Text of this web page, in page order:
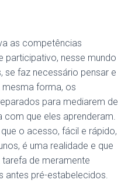
as competências
participativo, nesse mundo
faz necessário pensar e
mesma forma, os
para mediarem de
com que eles aprenderam.
o acesso, fácil e rápido,
é uma realidade e que
de meramente
antes pré-estabelecidos.